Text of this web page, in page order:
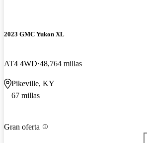
2023 GMC Yukon XL
AT4 4WD 48,764 millas
Pikeville, KY
67 millas
Gran oferta